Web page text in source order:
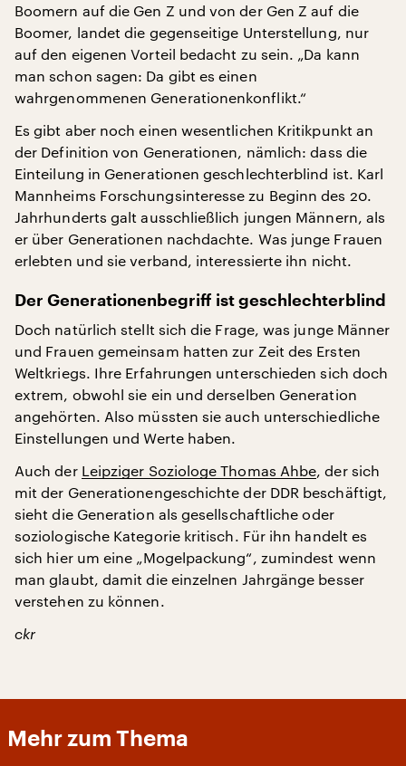
Boomern auf die Gen Z und von der Gen Z auf die
Boomer, landet die gegenseitige Unterstellung, nur
auf den eigenen Vorteil bedacht zu sein. „Da kann
man schon sagen: Da gibt es einen
wahrgenommenen Generationenkonflikt.“
Es gibt aber noch einen wesentlichen Kritikpunkt an
der Definition von Generationen, nämlich: dass die
Einteilung in Generationen geschlechterblind ist. Karl
Mannheims Forschungsinteresse zu Beginn des 20.
Jahrhunderts galt ausschließlich jungen Männern, als
er über Generationen nachdachte. Was junge Frauen
erlebten und sie verband, interessierte ihn nicht.
Der Generationenbegriff ist geschlechterblind
Doch natürlich stellt sich die Frage, was junge Männer
und Frauen gemeinsam hatten zur Zeit des Ersten
Weltkriegs. Ihre Erfahrungen unterschieden sich doch
extrem, obwohl sie ein und derselben Generation
angehörten. Also müssten sie auch unterschiedliche
Einstellungen und Werte haben.
Auch der Leipziger Soziologe Thomas Ahbe, der sich
mit der Generationengeschichte der DDR beschäftigt,
sieht die Generation als gesellschaftliche oder
soziologische Kategorie kritisch. Für ihn handelt es
sich hier um eine „Mogelpackung“, zumindest wenn
man glaubt, damit die einzelnen Jahrgänge besser
verstehen zu können.
ckr
Mehr zum Thema